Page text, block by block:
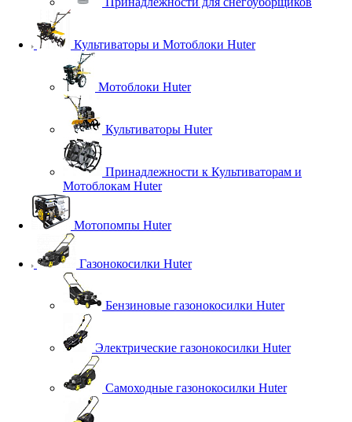
Культиваторы и Мотоблоки Huter
Мотоблоки Huter
Культиваторы Huter
Принадлежности к Культиваторам и
Мотоблокам Huter
Мотопомпы Huter
Газонокосилки Huter
Бензиновые газонокосилки Huter
Электрические газонокосилки Huter
Самоходные газонокосилки Huter